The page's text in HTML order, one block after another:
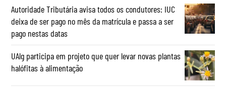
Autoridade Tributária avisa todos os condutores: IUC
deixa de ser pago no mês da matrícula e passa a ser
pago nestas datas
UAlg participa em projeto que quer levar novas plantas
halófitas à alimentação